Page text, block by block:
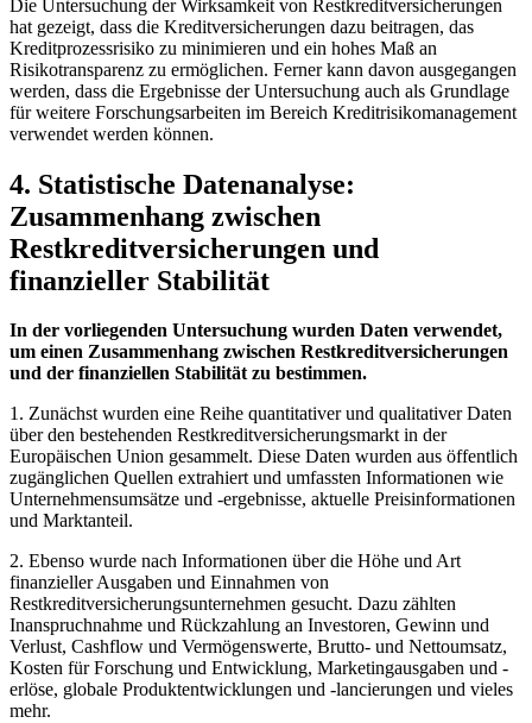
Die Untersuchung der Wirksamkeit⁣ von Restkreditversicherungen
hat gezeigt, dass die Kreditversicherungen dazu beitragen, das
Kreditprozessrisiko zu minimieren und ein ⁣hohes Maß an
Risikotransparenz zu ermöglichen. Ferner kann davon ​ausgegangen
werden, dass die Ergebnisse der⁣ Untersuchung auch als Grundlage
für​ weitere ‍Forschungsarbeiten ‌im Bereich Kreditrisikomanagement ​
verwendet werden können.
4. Statistische Datenanalyse:
Zusammenhang zwischen
Restkreditversicherungen und
finanzieller Stabilität
In der vorliegenden Untersuchung ​wurden​ Daten ⁢verwendet,
um einen Zusammenhang zwischen Restkreditversicherungen
und der finanziellen Stabilität zu bestimmen.
1. Zunächst ⁣wurden eine Reihe quantitativer und ‌qualitativer Daten
über den bestehenden ⁢Restkreditversicherungsmarkt in der
Europäischen Union gesammelt. Diese​ Daten ⁣wurden aus öffentlich
zugänglichen Quellen extrahiert und umfassten Informationen​ wie
Unternehmensumsätze und -ergebnisse, aktuelle Preisinformationen
und Marktanteil.
2. Ebenso wurde⁢ nach Informationen über die Höhe und Art
⁤finanzieller Ausgaben und ‌Einnahmen von
Restkreditversicherungsunternehmen gesucht. Dazu zählten
Inanspruchnahme und Rückzahlung an Investoren, Gewinn​ und
Verlust, Cashflow und Vermögenswerte, Brutto- und Nettoumsatz,​
Kosten für Forschung‍ und Entwicklung, Marketingausgaben und -
erlöse, globale Produktentwicklungen und -lancierungen und⁣ vieles⁢
mehr.